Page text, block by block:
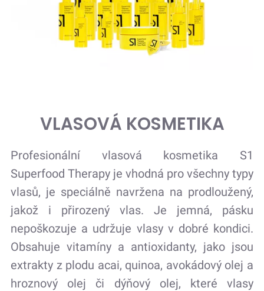
VLASOVÁ KOSMETIKA
Profesionální vlasová kosmetika S1
Superfood Therapy je vhodná pro všechny typy
vlasů, je speciálně navržena na prodloužený,
jakož i přirozený vlas. Je jemná, pásku
nepoškozuje a udržuje vlasy v dobré kondici.
Obsahuje vitamíny a antioxidanty, jako jsou
extrakty z plodu acai, quinoa, avokádový olej a
hroznový olej či dýňový olej, které vlasy